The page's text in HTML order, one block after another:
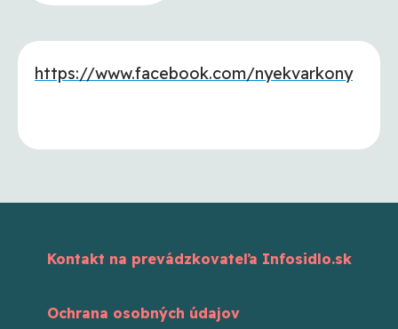
https://www.facebook.com/nyekvarkony
Kontakt na prevádzkovateľa Infosidlo.sk
Ochrana osobných údajov